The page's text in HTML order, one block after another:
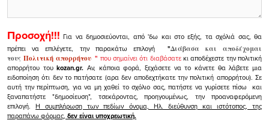
Προσοχή!!! Για να δημοσιεύονται, από 'δω και στο εξής, τα σχόλιά σας, θα
πρέπει να επιλέγετε, την παρακάτω επιλογή
"Διάβασα και αποδέχομαι
τουςΠολιτική απορρήτου" που σημαίνει ότι διαβάσατεκι αποδέχεστε την πολιτική
απορρήτου τουkozan.gr. Αν, κάποια φορά, ξεχάσετε να το κάνετε θα λάβετε μια
ειδοποίηση ότι δεν το πατήσατε (αρα δεν αποδεχτήκατε την πολιτική απορρήτου). Σε
αυτή την περίπτωση, για να μη χαθεί το σχόλιο σας, πατήστε να γυρίσετε πίσω και
ξαναπατήστε "δημοσίευση", τσεκάροντας, προηγουμένως, την προαναφερόμενη
επιλογή.Η συμπλήρωση των πεδίων όνομα, Ηλ. διεύθυνση και ιστότοπος, της
παραπάνω φόρμας, δεν είναι υποχρεωτική.